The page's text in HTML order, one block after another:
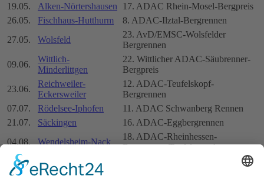
19.05.
Alken-Nörtershausen
17. ADAC Rhein-Mosel-Bergpreis
26.05.
Fischhaus-Hutthurm
8. ADAC-Ilztal-Bergrennen
27.05.
Wolsfeld
23. AvD/EMSC-Wolsfelder
Bergrennen
09.06.
Wittlich-
Minderlittgen
22. Wittlicher ADAC-Säubrenner-
Bergpreis
23.06.
Reichweiler-
Eckersweiler
12. ADAC-Teufelskopf-
Bergrennen
07.07.
Rödelsee-Iphofen
11. ADAC Schwanberg Rennen
21.07.
Säckingen
16. ADAC-Eggbergrennen
04.08.
Wendelsheim-Nack
18. ADAC-Rheinhessen-
Bergrennen Teufelsrutsch
01.09.
Eichenbühl